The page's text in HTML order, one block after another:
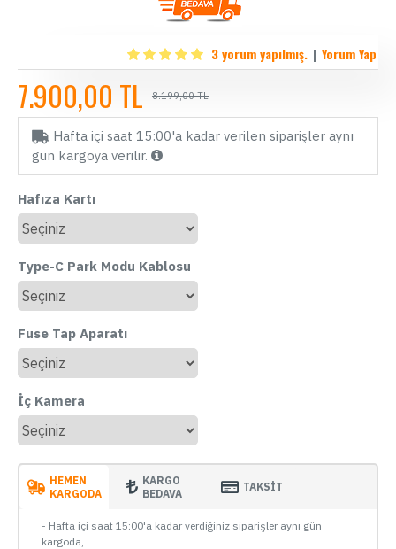
3 yorum yapılmış. | Yorum Yap
7.900,00 TL 8.199,00 TL
Hafta içi saat 15:00'a kadar verilen siparişler aynı
gün kargoya verilir.
Hafıza Kartı
Type-C Park Modu Kablosu
Fuse Tap Aparatı
İç Kamera
HEMEN
KARGODA
KARGO
BEDAVA
TAKSİT
- Hafta içi saat 15:00'a kadar verdiğiniz siparişler aynı gün
kargoda,